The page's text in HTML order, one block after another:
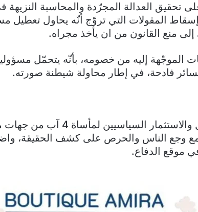
تحقيق العدالة المجرّدة والمحاسبة النزيهة
إسقاط المقولات التي تروّج أنّه يحاول تعطيل
إلى منع القانون من ان يأخذ مجراه.
الموجّهة إليه من خصومه، بأنّه يتحمّل
فادحة، في إطار محاولة شيطنة صورته.
– وقف الاستغلال والاستثمار
وجع الناس والحرص على كشف الحقيقة،
موقع الدفاع.